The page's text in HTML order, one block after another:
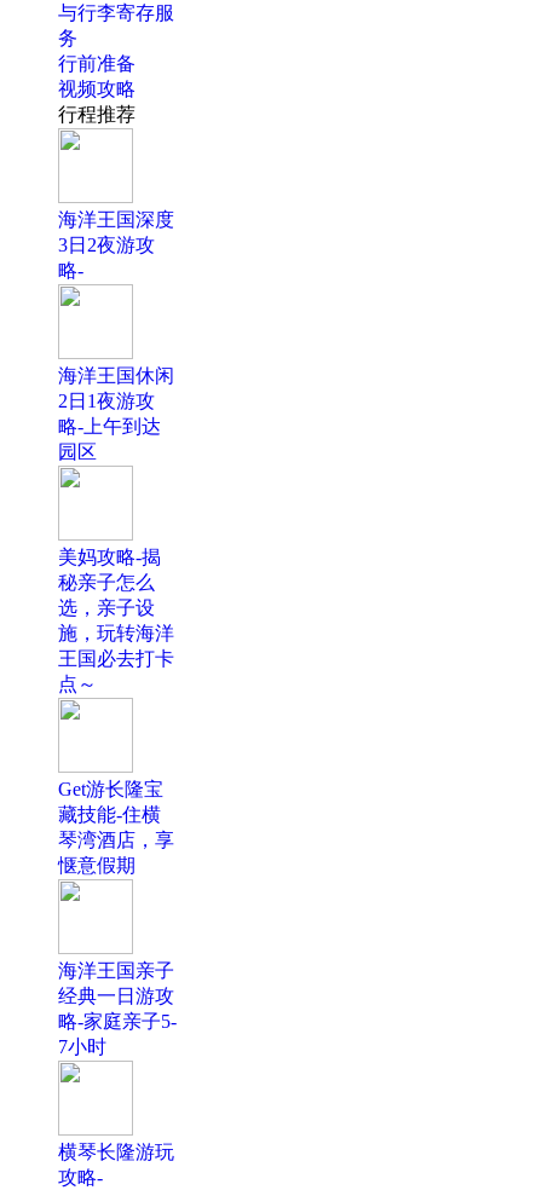
与行李寄存服
务
行前准备
视频攻略
行程推荐
海洋王国深度
3日2夜游攻
略-
海洋王国休闲
2日1夜游攻
略-上午到达
园区
美妈攻略-揭
秘亲子怎么
选，亲子设
施，玩转海洋
王国必去打卡
点～
Get游长隆宝
藏技能-住横
琴湾酒店，享
惬意假期
海洋王国亲子
经典一日游攻
略-家庭亲子5-
7小时
横琴长隆游玩
攻略-